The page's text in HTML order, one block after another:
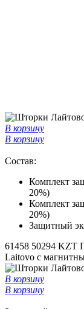
В корзину
В корзину
Состав:
Комплект
20%)
Комплект
20%)
Защитный
61458 50294 KZT
Laitovo с
В корзину
В корзину